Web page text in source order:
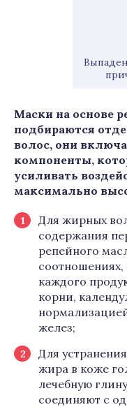
Маски на основе
подбираются
волос, они
компоненты,
усиливать
максимально
Для жирных
содержания
репейного
каждого
корни,
желез;
Для
жира в коже
лечебную
соединяют с